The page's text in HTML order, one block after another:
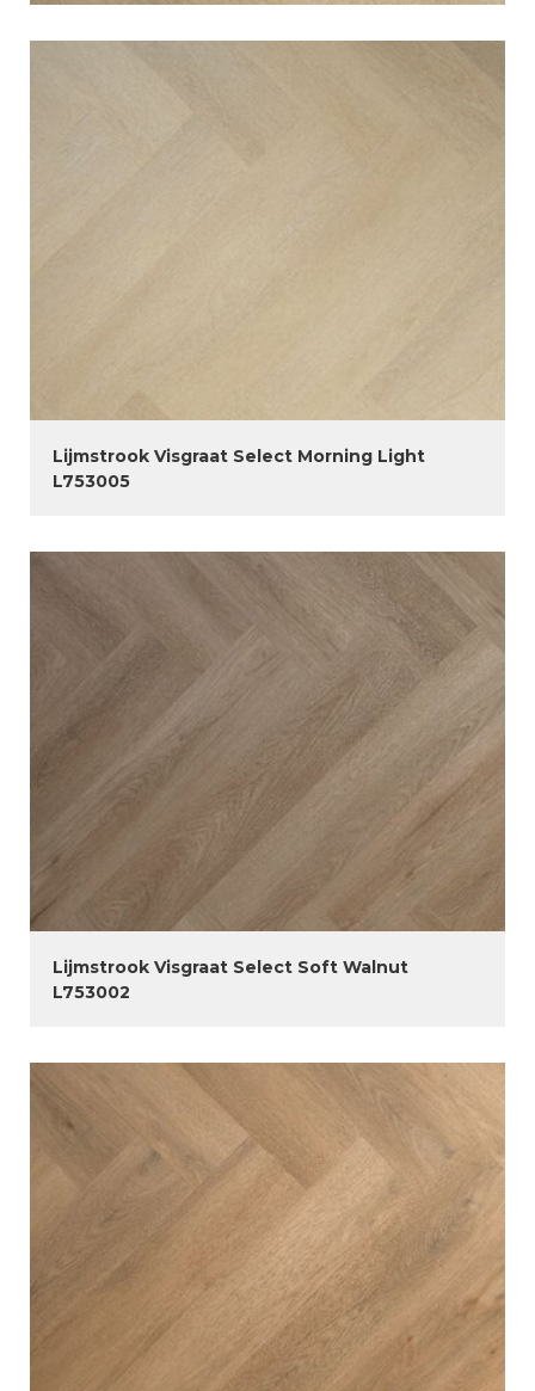
Lijmstrook Visgraat Select Morning Light
L753005
Lijmstrook Visgraat Select Soft Walnut
L753002